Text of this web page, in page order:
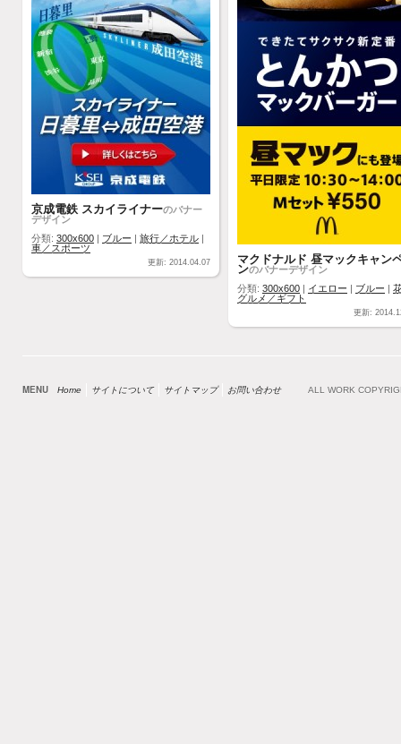
京成電鉄 スカイライナーのバナー
デザイン
分類: 300x600 | ブルー | 旅行／ホテル |
車／スポーツ
更新: 2014.04.07 マクドナルド 昼マックキャン
ンのバナーデザイン
分類: 300x600 | イエロー | ブルー |
グルメ／ギフト
更新:
MENU Home サイトについて サイトマップ お問い合わせ ALL WORK